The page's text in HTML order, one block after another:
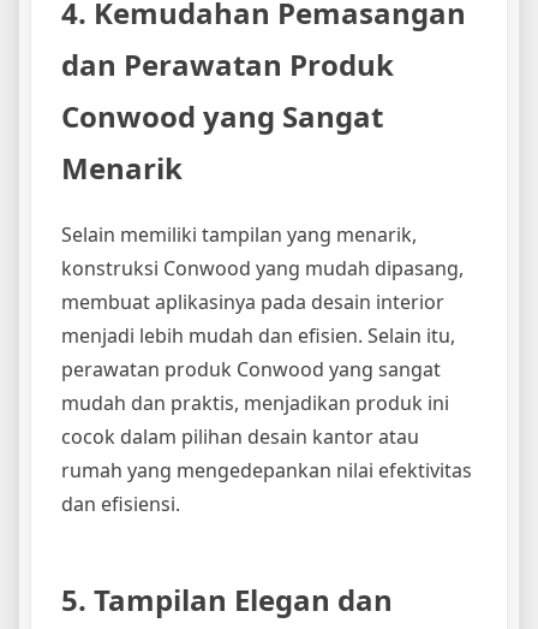
4. Kemudahan Pemasangan
dan Perawatan Produk
Conwood yang Sangat
Menarik
Selain memiliki tampilan yang menarik,
konstruksi Conwood yang mudah dipasang,
membuat aplikasinya pada desain interior
menjadi lebih mudah dan efisien. Selain itu,
perawatan produk Conwood yang sangat
mudah dan praktis, menjadikan produk ini
cocok dalam pilihan desain kantor atau
rumah yang mengedepankan nilai efektivitas
dan efisiensi.
5. Tampilan Elegan dan